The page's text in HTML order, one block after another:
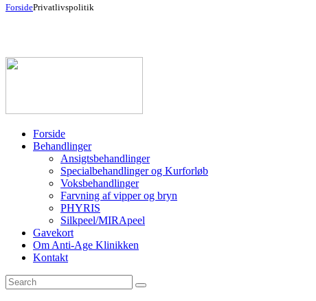
ForsidePrivatlivspolitik
Forside
Behandlinger
Ansigtsbehandlinger
Specialbehandlinger og Kurforløb
Voksbehandlinger
Farvning af vipper og bryn
PHYRIS
Silkpeel/MIRApeel
Gavekort
Om Anti-Age Klinikken
Kontakt